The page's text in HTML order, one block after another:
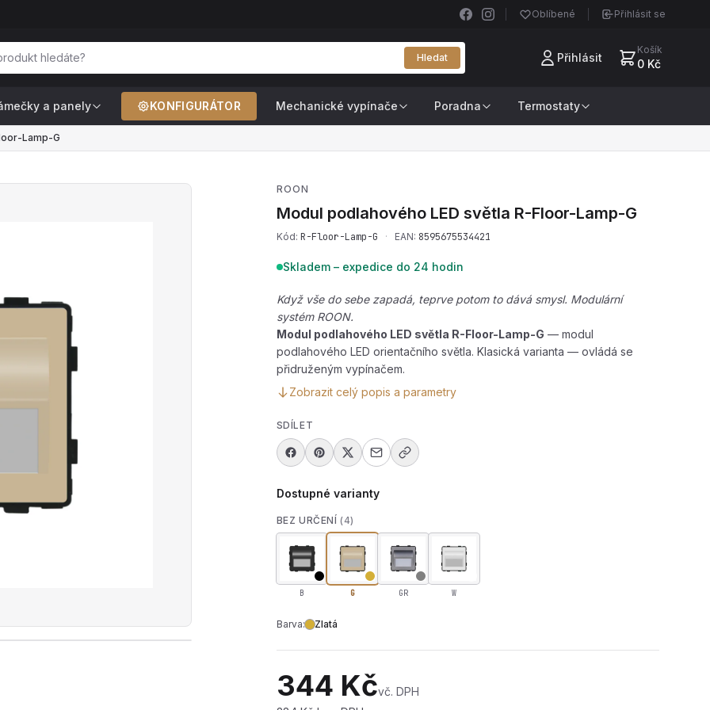
Oblíbené Přihlásit se
Hledat Přihlásit
Košík
0 Kč
a panely KONFIGURÁTOR Mechanické vypínače Poradna Termostaty
Lamp-G
produktové video — Modul podlahového LED světla R-Floor-Lamp-G
ROON
Modul podlahového LED světla R-Floor-Lamp-G
Kód: R-Floor-Lamp-G · EAN: 8595675534421
Skladem – expedice do 24 hodin
Když vše do sebe zapadá, teprve potom to dává smysl. Modulární
systém ROON.
Modul podlahového LED světla R-Floor-Lamp-G — modul
podlahového LED orientačního světla. Klasická varianta — ovládá se
přidruženým vypínačem.
Zobrazit celý popis a parametry
SDÍLET
Dostupné varianty
BEZ URČENÍ(4)
B G GR W
Barva: Zlatá
344 Kčvč. DPH